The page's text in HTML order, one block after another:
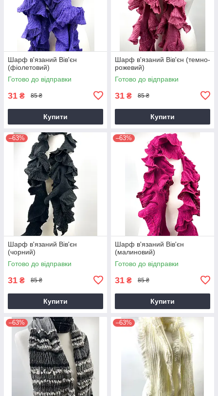
Шарф в'язаний Вів'єн
(фіолетовий)
Готово до відправки
31 ₴ 85 ₴
Купити
Шарф в'язаний Вів'єн (темно-
рожевий)
Готово до відправки
31 ₴ 85 ₴
Купити
–63%
Шарф в'язаний Вів'єн
(чорний)
Готово до відправки
31 ₴ 85 ₴
Купити
–63%
Шарф в'язаний Вів'єн
(малиновий)
Готово до відправки
31 ₴ 85 ₴
Купити
–63% –63%